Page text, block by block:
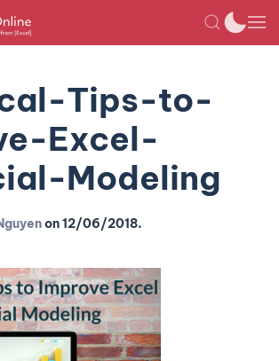
Tips-to-
Excel-
Modeling
on12/06/2018.